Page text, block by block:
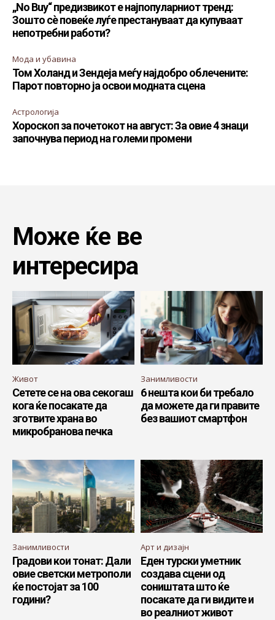
„No Buy“ предизвикот е најпопуларниот тренд:
Зошто сè повеќе луѓе престануваат да купуваат
непотребни работи?
Мода и убавина
Том Холанд и Зендеја меѓу најдобро облечените:
Парот повторно ја освои модната сцена
Астрологија
Хороскоп за почетокот на август: За овие 4 знаци
започнува период на големи промени
Може ќе ве
интересира
Живот
Сетете се на ова секогаш
кога ќе посакате да
зготвите храна во
микробранова печка
Занимливости
6 нешта кои би требало
да можете да ги правите
без вашиот смартфон
Занимливости
Градови кои тонат: Дали
овие светски метрополи
ќе постојат за 100
години?
Арт и дизајн
Еден турски уметник
создава сцени од
соништата што ќе
посакате да ги видите и
во реалниот живот